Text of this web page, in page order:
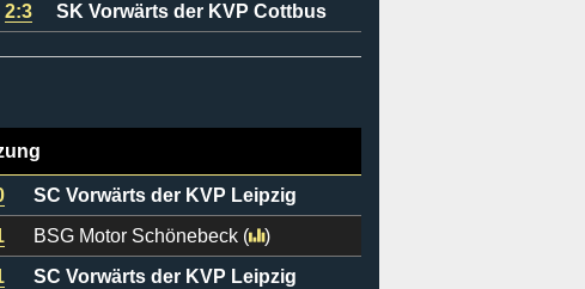
2:3 SK Vorwärts der KVP Cottbus
SC Vorwärts der KVP Leipzig
BSG Motor Schönebeck (
)
SC Vorwärts der KVP Leipzig